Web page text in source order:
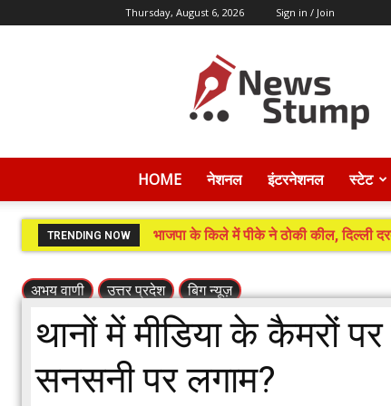
Thursday, August 6, 2026 Sign in / Join
Stump
HOME नेशनल इंटरनेशनल स्टेट
TRENDING NOW भाजपा के किले में पीके ने ठोकी कील, दिल्ली
अभय वाणी उत्तर प्रदेश बिग न्यूज़
थानों में मीडिया के कैमरों पर
सनसनी पर लगाम?